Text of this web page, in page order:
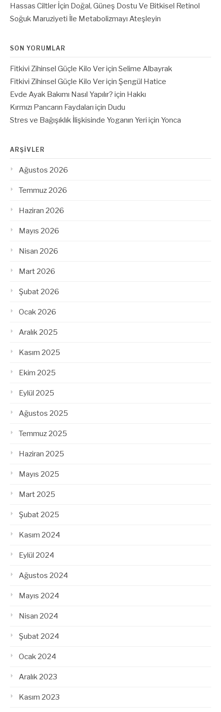
Hassas Ciltler İçin Doğal, Güneş Dostu Ve Bitkisel Retinol
Soğuk Maruziyeti İle Metabolizmayı Ateşleyin
SON YORUMLAR
Fitkivi Zihinsel Güçle Kilo Veriçin Selime Albayrak
Fitkivi Zihinsel Güçle Kilo Veriçin Şengül Hatice
Evde Ayak Bakımı Nasıl Yapılır? için Hakkı
Kırmızı Pancarın Faydaları için Dudu
Stres ve Bağışıklık İlişkisinde Yoganın Yeri için Yonca
ARŞIVLER
Ağustos 2026
Temmuz 2026
Haziran 2026
Mayıs 2026
Nisan 2026
Mart 2026
Şubat 2026
Ocak 2026
Aralık 2025
Kasım 2025
Ekim 2025
Eylül 2025
Ağustos 2025
Temmuz 2025
Haziran 2025
Mayıs 2025
Mart 2025
Şubat 2025
Kasım 2024
Eylül 2024
Ağustos 2024
Mayıs 2024
Nisan 2024
Şubat 2024
Ocak 2024
Aralık 2023
Kasım 2023